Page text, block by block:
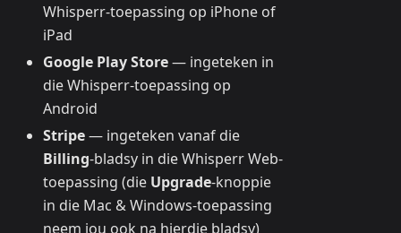
Whisperr-toepassing op iPhone of
iPad
Google Play Store— ingeteken in
die Whisperr-toepassing op
Android
Stripe— ingeteken vanaf die
Billing-bladsy in die Whisperr Web-
toepassing (die Upgrade-knoppie
in die Mac & Windows-toepassing
neem jou ook na hierdie bladsy)